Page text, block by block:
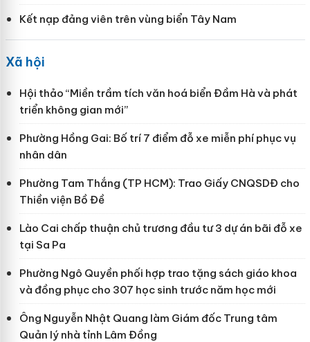
Kết nạp đảng viên trên vùng biển Tây Nam
Xã hội
Hội thảo “Miền trầm tích văn hoá biển Đầm Hà và phát
triển không gian mới”
Phường Hồng Gai: Bố trí 7 điểm đỗ xe miễn phí phục vụ
nhân dân
Phường Tam Thắng (TP HCM): Trao Giấy CNQSDĐ cho
Thiền viện Bồ Đề
Lào Cai chấp thuận chủ trương đầu tư 3 dự án bãi đỗ xe
tại Sa Pa
Phường Ngô Quyền phối hợp trao tặng sách giáo khoa
và đồng phục cho 307 học sinh trước năm học mới
Ông Nguyễn Nhật Quang làm Giám đốc Trung tâm
Quản lý nhà tỉnh Lâm Đồng